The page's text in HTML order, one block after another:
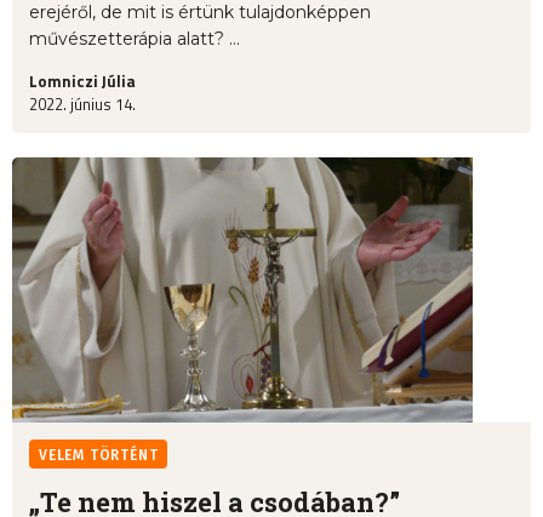
erejéről, de mit is értünk tulajdonképpen
művészetterápia alatt? ...
Lomniczi Júlia
2022. június 14.
VELEM TÖRTÉNT
„Te nem hiszel a csodában?”